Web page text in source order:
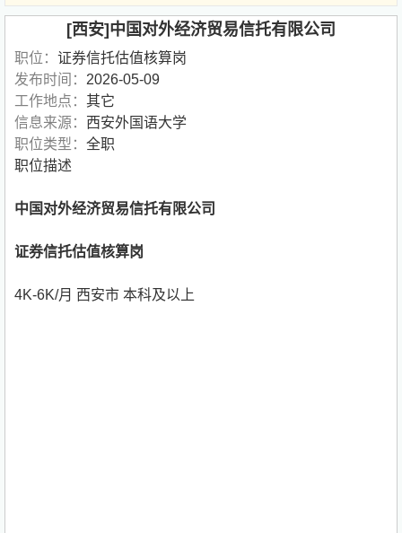
[西安]中国对外经济贸易信托有限公司
职位： 证券信托估值核算岗
发布时间： 2026-05-09
工作地点： 其它
信息来源： 西安外国语大学
职位类型： 全职
职位描述
中国对外经济贸易信托有限公司
证券信托估值核算岗
4K-6K/月 西安市 本科及以上